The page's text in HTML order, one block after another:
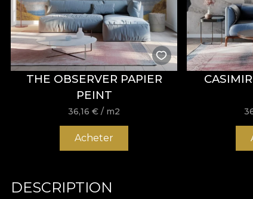
THE OBSERVER PAPIER
PEINT
36,16€ / m2
Acheter
DESCRIPTION